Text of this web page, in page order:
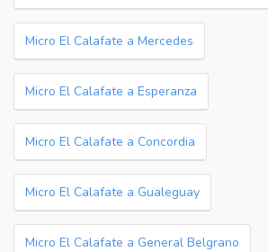
Micro El Calafate a Mercedes
Micro El Calafate a Esperanza
Micro El Calafate a Concordia
Micro El Calafate a Gualeguay
Micro El Calafate a General Belgrano